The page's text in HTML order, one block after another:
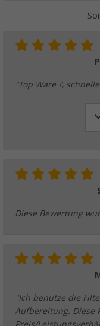
"Top Ware ?,
Diese Bewertung
"Ich benutze die
Aufbereitung. Diese